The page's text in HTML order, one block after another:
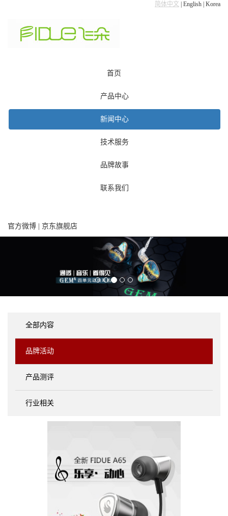
简体中文 English Korea
首页
产品中心
新闻中心
技术服务
品牌故事
联系我们
官方微博 京东旗舰店
全部内容
品牌活动
产品测评
行业相关